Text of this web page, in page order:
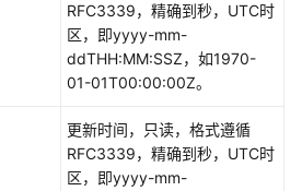
RFC3339，精确到秒，UTC时
区，即yyyy-mm-
ddTHH:MM:SSZ，如1970-
01-01T00:00:00Z。
更新时间，只读，格式遵循
RFC3339，精确到秒，UTC时
区，即yyyy-mm-